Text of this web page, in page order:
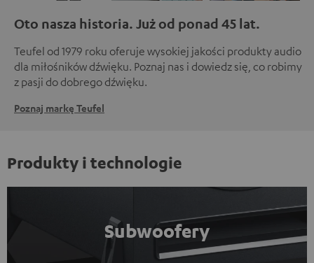
Oto nasza historia. Już od ponad 45 lat.
Teufel od 1979 roku oferuje wysokiej jakości produkty audio
dla miłośników dźwięku. Poznaj nas i dowiedz się, co robimy
z pasji do dobrego dźwięku.
Poznaj markę Teufel
Produkty i technologie
Subwoofery